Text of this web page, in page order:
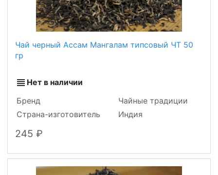
Чай черный Ассам Мангалам типсовый ЧТ 50
гр
Нет в наличии
Бренд
Чайные традиции
Страна-изготовитель
Индия
245